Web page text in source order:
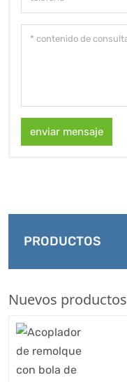
enviar mensaje
PRODUCTOS
Nuevos productos